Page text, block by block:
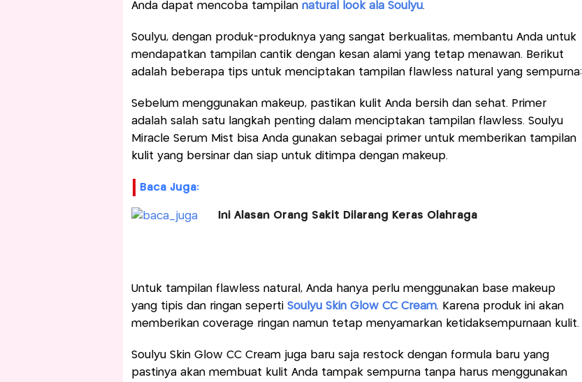
Anda dapat mencoba tampilan natural look ala Soulyu.
Soulyu, dengan produk-produknya yang sangat berkualitas, membantu Anda untuk
mendapatkan tampilan cantik dengan kesan alami yang tetap menawan. Berikut
adalah beberapa tips untuk menciptakan tampilan flawless natural yang sempurna:
Sebelum menggunakan makeup, pastikan kulit Anda bersih dan sehat. Primer
adalah salah satu langkah penting dalam menciptakan tampilan flawless. Soulyu
Miracle Serum Mist bisa Anda gunakan sebagai primer untuk memberikan tampilan
kulit yang bersinar dan siap untuk ditimpa dengan makeup.
Baca Juga:
Ini Alasan Orang Sakit Dilarang Keras Olahraga
Untuk tampilan flawless natural, Anda hanya perlu menggunakan base makeup
yang tipis dan ringan seperti Soulyu Skin Glow CC Cream. Karena produk ini akan
memberikan coverage ringan namun tetap menyamarkan ketidaksempurnaan kulit.
Soulyu Skin Glow CC Cream juga baru saja restock dengan formula baru yang
pastinya akan membuat kulit Anda tampak sempurna tanpa harus menggunakan